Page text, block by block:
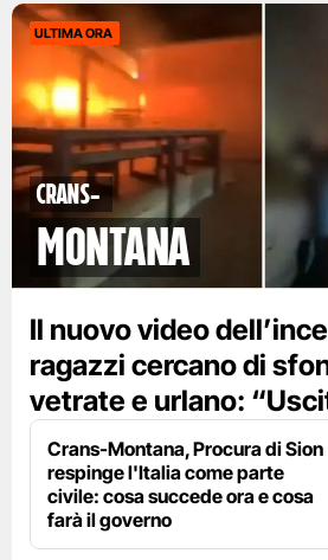
ULTIMA ORA
Crans-
Montana
Il nuovo video
ragazzi cercano di
vetrate e urlano:
Crans-Montana, Procura di Sion
respinge l'Italia come parte
civile: cosa succede ora e cosa
farà il governo